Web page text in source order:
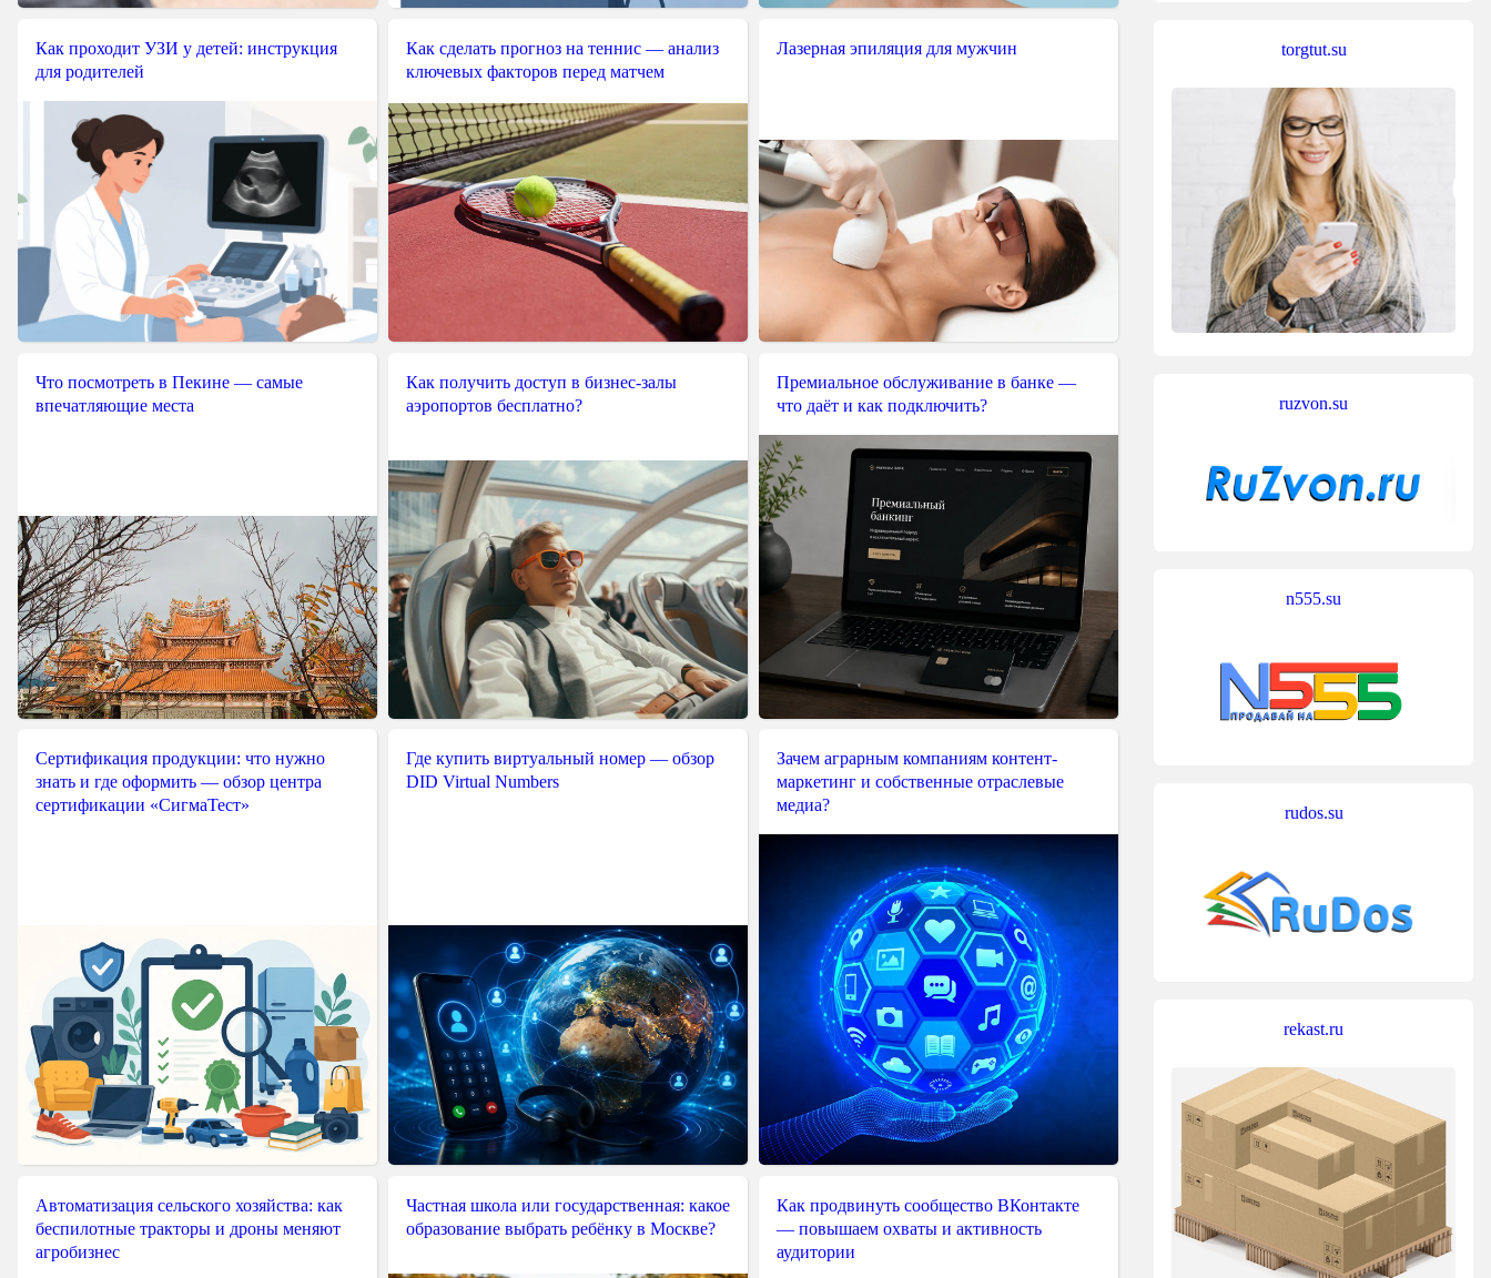
Как проходит УЗИ у детей: инструкция
для родителей
Как сделать прогноз на теннис — анализ
ключевых факторов перед матчем
Лазерная эпиляция для мужчин
Что посмотреть в Пекине — самые
впечатляющие места
Как получить доступ в бизнес-залы
аэропортов бесплатно?
Премиальное обслуживание в банке —
что даёт и как подключить?
Сертификация продукции: что нужно
знать и где оформить — обзор центра
сертификации «СигмаТест»
Где купить виртуальный номер — обзор
DID Virtual Numbers
Зачем аграрным компаниям контент-
маркетинг и собственные отраслевые
медиа?
Автоматизация сельского хозяйства: как
беспилотные тракторы и дроны меняют
агробизнес
Частная школа или государственная: какое
образование выбрать ребёнку в Москве?
Как продвинуть сообщество ВКонтакте
— повышаем охваты и активность
аудитории
torgtut.su
ruzvon.su
n555.su
rudos.su
rekast.ru